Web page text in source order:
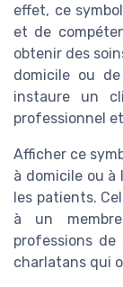
effet, ce
et de
obtenir des
domicile ou
instaure un
professionnel
Afficher ce
à domicile ou à
les patients.
à un
professions
charlatans qui